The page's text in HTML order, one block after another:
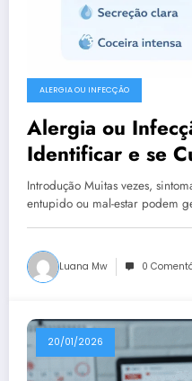
ALERGIA OU INFECÇÃO
Alergia ou
Identificar e se
Introdução Muitas vezes,
entupido ou mal-estar podem
Luana Mw 0
20/01/2026